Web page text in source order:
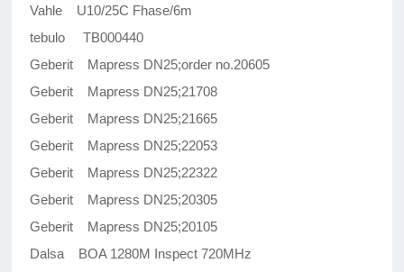
Vahle U10/25C Fhase/6m
tebulo TB000440
Geberit Mapress DN25;order no.20605
Geberit Mapress DN25;21708
Geberit Mapress DN25;21665
Geberit Mapress DN25;22053
Geberit Mapress DN25;22322
Geberit Mapress DN25;20305
Geberit Mapress DN25;20105
Dalsa BOA 1280M Inspect 720MHz